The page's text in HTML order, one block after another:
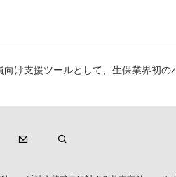
け支援ツールとして、生保業界初